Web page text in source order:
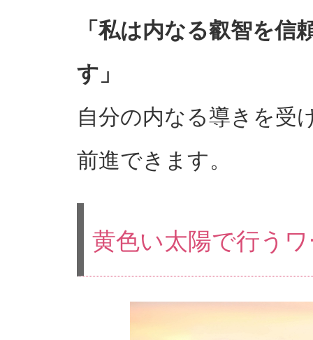
「私は内なる叡智を信
す」
自分の内なる導きを受
前進できます。
黄色い太陽で行う